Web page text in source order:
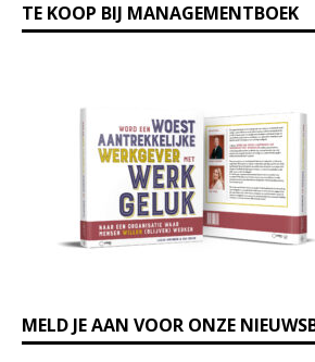
TE KOOP BIJ MANAGEMENTBOEK
MELD JE AAN VOOR ONZE